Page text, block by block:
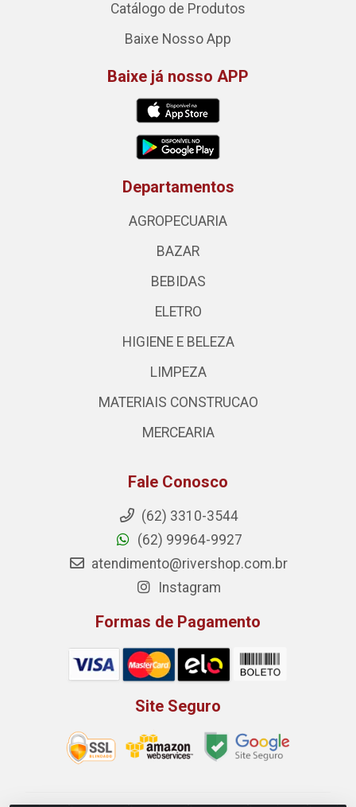
Catálogo de Produtos
Baixe Nosso App
Baixe já nosso APP
Departamentos
AGROPECUARIA
BAZAR
BEBIDAS
ELETRO
HIGIENE E BELEZA
LIMPEZA
MATERIAIS CONSTRUCAO
MERCEARIA
Fale Conosco
(62) 3310-3544
(62) 99964-9927
atendimento@rivershop.com.br
Instagram
Formas de Pagamento
Site Seguro